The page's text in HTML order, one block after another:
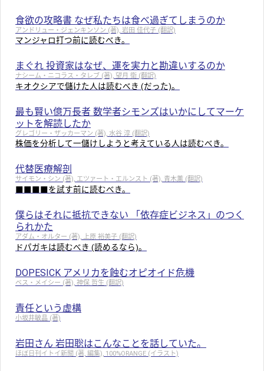
食欲の攻略書 なぜ私たちは食べ過ぎてしまうのか
アンドリュー・ジェンキンソン (著), 岩田 佳代子 (翻訳)
マンジャロ打つ前に読むべき。
まぐれ 投資家はなぜ、運を実力と勘違いするのか
ナシーム・ニコラス・タレブ (著), 望月 衛 (翻訳)
キオクシアで儲けた人は読むべき (だった)。
最も賢い億万長者 数学者シモンズはいかにしてマーケ
ットを解読したか
グレゴリー・ザッカーマン (著), 水谷 淳 (翻訳)
株価を分析して一儲けしようと考えている人は読むべき。
代替医療解剖
サイモン・シン (著), エツァート・エルンスト (著), 青木薫 (翻訳)
■■■■を試す前に読むべき。
僕らはそれに抵抗できない 「依存症ビジネス」のつく
られかた
アダム・オルター (著), 上原 裕美子 (翻訳)
ドパガキは読むべき (読めるなら)。
DOPESICK アメリカを蝕むオピオイド危機
ベス・メイシー (著), 神保 哲生 (翻訳)
責任という虚構
小坂井敏晶 (著)
岩田さん 岩田聡はこんなことを話していた。
ほぼ日刊イトイ新聞 (著, 編集), 100%ORANGE (イラスト)